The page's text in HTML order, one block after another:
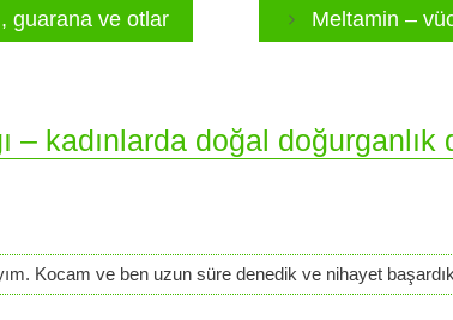
guarana ve otlar Meltamin –
– kadınlarda doğal
Kocam ve ben uzun süre denedik ve nihayet